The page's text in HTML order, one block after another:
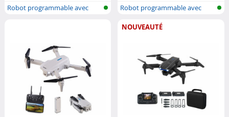
Robot programmable avec
Robot programmable avec
NOUVEAUTÉ